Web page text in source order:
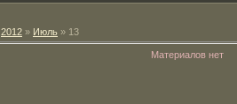
2012 » Июль » 13
Материалов нет